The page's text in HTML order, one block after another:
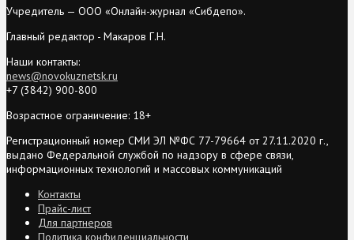
Учредитель — ООО «Онлайн-журнал «Сибдепо».
Главный редактор - Макаров Г.Н.
Наши контакты:
news@novokuznetsk.ru
+7 (3842) 900-800
Возрастное ограничение: 18+
Регистрационный номер СМИ ЭЛ №ФС 77-79664 от 27.11.2020 г.,
выдано Федеральной службой по надзору в сфере связи,
информационных технологий и массовых коммуникаций
Контакты
Прайс-лист
Для партнеров
Политика конфиденциальности